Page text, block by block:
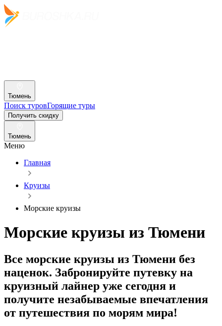
Тюмень
Поиск туровГорящие туры
Получить скидку
Тюмень
Меню
Главная
Круизы
Морские круизы
Морские круизы из Тюмени
Все морские круизы из Тюмени без
наценок. Забронируйте путевку на
круизный лайнер уже сегодня и
получите незабываемые впечатления
от путешествия по морям мира!